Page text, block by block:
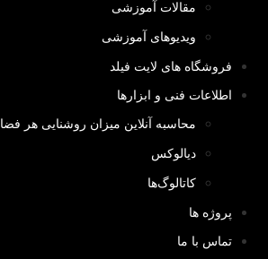
مقالات آموزشی
ویدیوهای آموزشی
فروشگاه های لایت فیلد
اطلاعات فنی و ابزارها
محاسبه آنلاین میزان روشنایی هر فضا
دیالوکس
کاتالوگ‌ها
پروژه ها
تماس با ما